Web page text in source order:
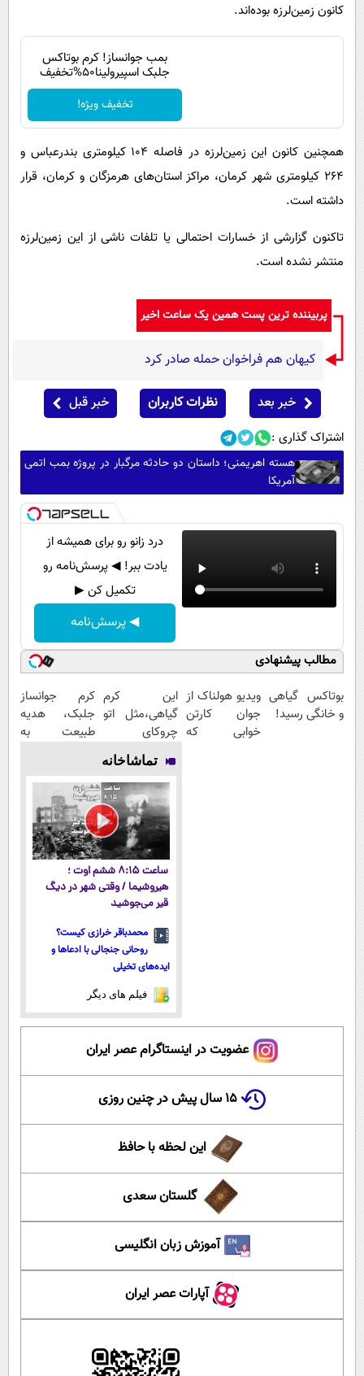
کانون زمین‌لرزه بوده‌اند.
بمب جوانساز! کرم بوتاکس
جلبک اسپیرولینا50%تخفیف
تخفیف ویژه!
همچنین کانون این زمین‌لرزه در فاصله ۱۰۴ کیلومتری بندرعباس و
۲۶۴ کیلومتری شهر کرمان، مراکز استان‌های هرمزگان و کرمان، قرار
داشته است.
تاکنون گزارشی از خسارات احتمالی یا تلفات ناشی از این زمین‌لرزه
منتشر نشده است.
پربیننده ترین پست همین یک ساعت اخیر
کیهان هم فراخوان حمله صادر کرد
خبر بعد نظرات کاربران خبر قبل
اشتراک گذاری :
هسته اهریمنی؛ داستان دو حادثه مرگبار در پروژه بمب اتمی
آمریکا
درد زانو رو برای همیشه از
یادت ببر! ◀ پرسش‌نامه رو
تکمیل کن ▶
◀ پرسش‌نامه
مطالب پیشنهادی
بوتاکس گیاهی
و خانگی رسید!
ویدیو هولناک از
جوان کارتن
خوابی که
این کرم
گیاهی،مثل اتو
چروکای
پوستتوصاف
میکنه!50%تخفیف
کرم جوانساز
جلبک، هدیه
طبیعت به
تماشاخانه
ساعت ۸:۱۵ ششم اوت ؛
هیروشیما / وقتی شهر در دیگ
قیر می‌جوشید
محمدباقر خرازی کیست؟
روحانی جنجالی با ادعاها و
ایده‌های تخیلی
فیلم های دیگر
عضویت در اینستاگرام عصر ایران
۱۵ سال پیش در چنین روزی
این لحظه با حافظ
گلستان سعدی
آموزش زبان انگلیسی
آپارات عصر ایران